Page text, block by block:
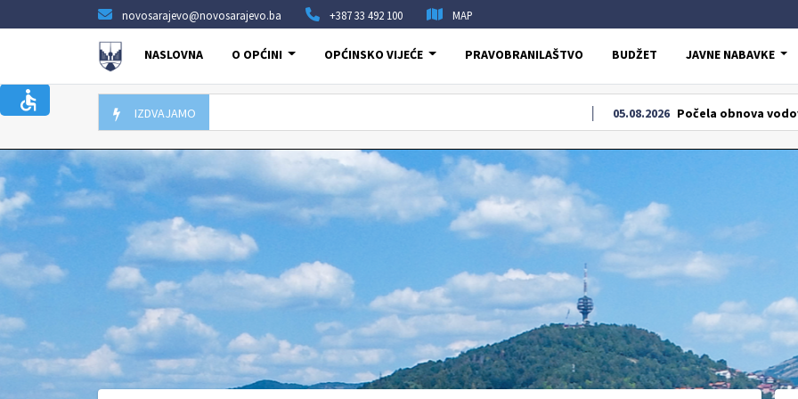
novosarajevo@novosarajevo.ba +387 33 492 100 MAP
NASLOVNA O OPĆINI OPĆINSKO VIJEĆE PRAVOBRANILAŠTVO BUDŽET JAVNE NABAVKE
IZDVAJAMO Počela obnova vodovodne i